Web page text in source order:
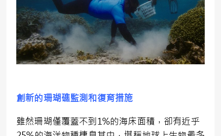
創新的珊瑚礁監測和復育措施
雖然珊瑚僅覆蓋不到1%的海床面積，卻有近乎